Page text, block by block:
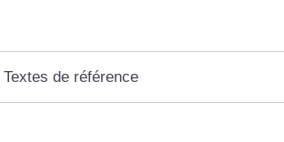
Textes de référence